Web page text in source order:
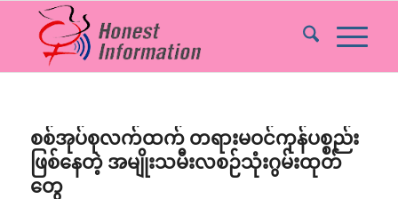
စစ်အုပ်စုလက်ထက် တရားမဝင်ကုန်ပစ္စည်း
ဖြစ်နေတဲ့ အမျိုးသမီးလစဉ်သုံးဂွမ်းထုတ်
တွေ